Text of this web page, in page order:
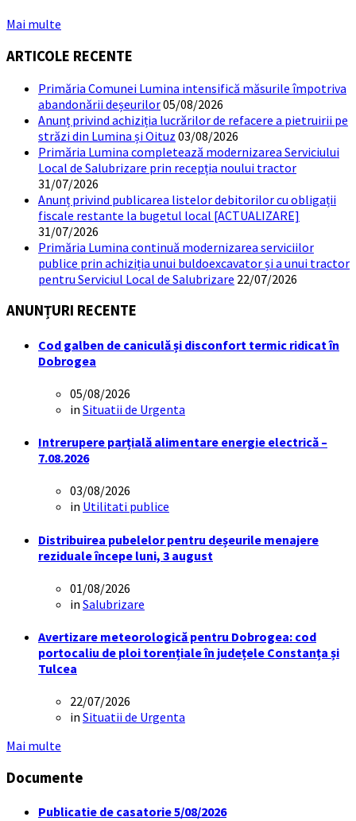
Mai multe
ARTICOLE RECENTE
Primăria Comunei Lumina intensifică măsurile împotriva
abandonării deșeurilor05/08/2026
Anunț privind achiziția lucrărilor de refacere a pietruirii pe
străzi din Lumina și Oituz 03/08/2026
Primăria Lumina completează modernizarea Serviciului
Local de Salubrizare prin recepția noului tractor
31/07/2026
Anunț privind publicarea listelor debitorilor cu obligații
fiscale restante la bugetul local [ACTUALIZARE]
31/07/2026
Primăria Lumina continuă modernizarea serviciilor
publice prin achiziția unui buldoexcavator și a unui tractor
pentru Serviciul Local de Salubrizare 22/07/2026
ANUNȚURI RECENTE
Cod galben de caniculă și disconfort termic ridicat în
Dobrogea
05/08/2026
in Situatii de Urgenta
Intrerupere parțială alimentare energie electrică –
7.08.2026
03/08/2026
in Utilitati publice
Distribuirea pubelelor pentru deșeurile menajere
reziduale începe luni, 3 august
01/08/2026
in Salubrizare
Avertizare meteorologică pentru Dobrogea: cod
portocaliu de ploi torențiale în județele Constanța și
Tulcea
22/07/2026
in Situatii de Urgenta
Mai multe
Documente
Publicatie de casatorie 5/08/2026